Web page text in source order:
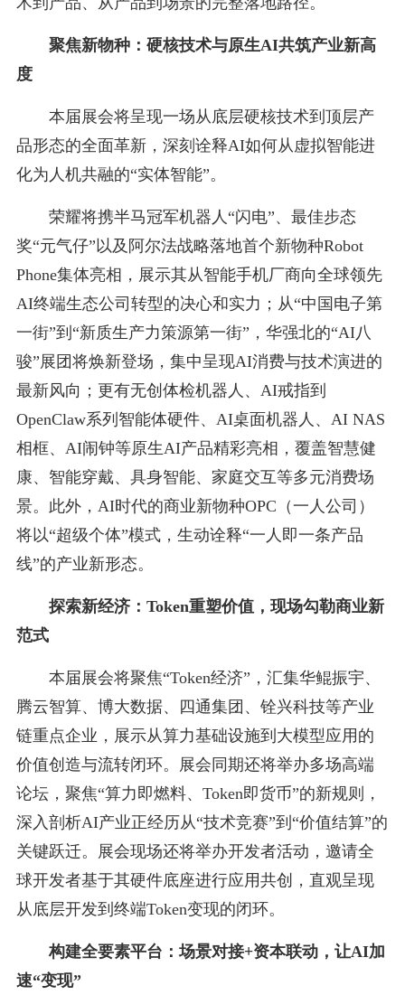
聚焦新物种：硬核技术与原生AI共筑产业新高
度
本届展会将呈现一场从底层硬核技术到顶层产
品形态的全面革新，深刻诠释AI如何从虚拟智能进
化为人机共融的“实体智能”。
荣耀将携半马冠军机器人“闪电”、最佳步态
奖“元气仔”以及阿尔法战略落地首个新物种Robot
Phone集体亮相，展示其从智能手机厂商向全球领先
AI终端生态公司转型的决心和实力；从“中国电子第
一街”到“新质生产力策源第一街”，华强北的“AI八
骏”展团将焕新登场，集中呈现AI消费与技术演进的
最新风向；更有无创体检机器人、AI戒指到
OpenClaw系列智能体硬件、AI桌面机器人、AI NAS
相框、AI闹钟等原生AI产品精彩亮相，覆盖智慧健
康、智能穿戴、具身智能、家庭交互等多元消费场
景。此外，AI时代的商业新物种OPC（一人公司）
将以“超级个体”模式，生动诠释“一人即一条产品
线”的产业新形态。
探索新经济： Token重塑价值，现场勾勒商业新
范式
本届展会将聚焦“Token经济”，汇集华鲲振宇、
腾云智算、博大数据、四通集团、铨兴科技等产业
链重点企业，展示从算力基础设施到大模型应用的
价值创造与流转闭环。展会同期还将举办多场高端
论坛，聚焦“算力即燃料、Token即货币”的新规则，
深入剖析AI产业正经历从“技术竞赛”到“价值结算”的
关键跃迁。展会现场还将举办开发者活动，邀请全
球开发者基于其硬件底座进行应用共创，直观呈现
从底层开发到终端Token变现的闭环。
构建全要素平台：场景对接+资本联动，让AI加
速“变现”